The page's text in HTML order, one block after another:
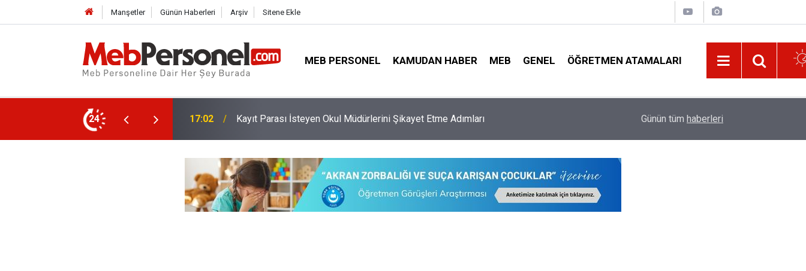
Manşetler Günün Haberleri Arşiv Sitene Ekle
MEB PERSONEL KAMUDAN HABER MEB GENEL ÖĞRETMEN ATAMALARI
24
Şikayet Etme Adımları 16:32 Özür Grubu İl Emri Tayini Bekleyen Öğretmenlere Kötü Haber
Tüm Tatil Günlerinin Listesi
Günün tüm haberleri